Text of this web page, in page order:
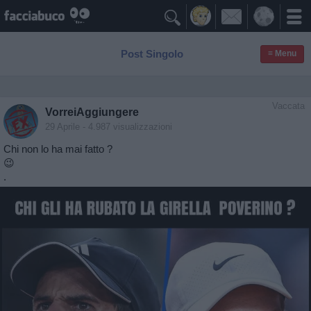

Post Singolo ≡ Menu
Vaccata
VorreiAggiungere
29 Aprile - 4.987 visualizzazioni
Chi non lo ha mai fatto ?
😉
.